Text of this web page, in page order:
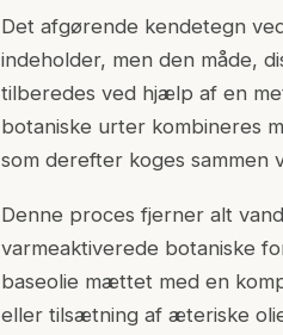
Det afgørende kendetegn
indeholder, men den måde,
tilberedes ved hjælp af en
botaniske urter kombineres
som derefter koges sammen
Denne proces fjerner alt
varmeaktiverede botaniske
baseolie mættet med en
eller tilsætning af æteriske